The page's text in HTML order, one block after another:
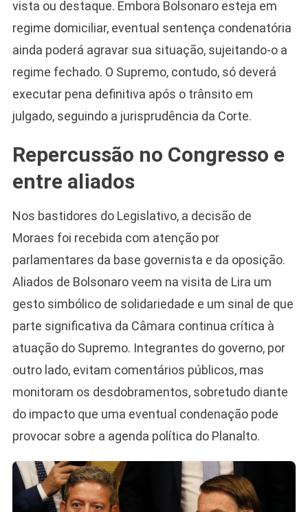
vista ou destaque. Embora Bolsonaro esteja em
regime domiciliar, eventual sentença condenatória
ainda poderá agravar sua situação, sujeitando-o a
regime fechado. O Supremo, contudo, só deverá
executar pena definitiva após o trânsito em
julgado, seguindo a jurisprudência da Corte.
Repercussão no Congresso e
entre aliados
Nos bastidores do Legislativo, a decisão de
Moraes foi recebida com atenção por
parlamentares da base governista e da oposição.
Aliados de Bolsonaro veem na visita de Lira um
gesto simbólico de solidariedade e um sinal de que
parte significativa da Câmara continua crítica à
atuação do Supremo. Integrantes do governo, por
outro lado, evitam comentários públicos, mas
monitoram os desdobramentos, sobretudo diante
do impacto que uma eventual condenação pode
provocar sobre a agenda política do Planalto.